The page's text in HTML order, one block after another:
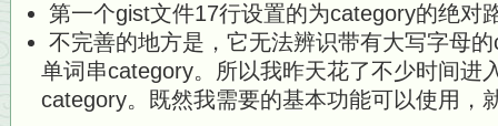
第一个gist文件17行设置的为category的绝对
不完善的地方是，它无法辨识带有大写字母
单词串category。所以我昨天花了不少时间进
category。既然我需要的基本功能可以使用，